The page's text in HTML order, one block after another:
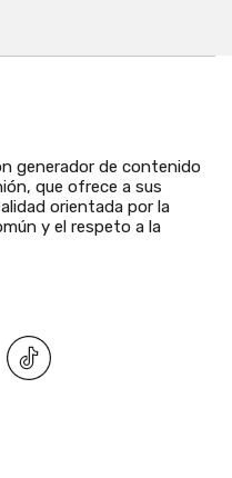
generador de contenido
que ofrece a sus
orientada por la
y el respeto a la